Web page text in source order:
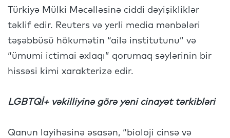
Türkiyə Mülki Məcəlləsinə ciddi dəyişikliklər
təklif edir. Reuters və yerli media mənbələri
təşəbbüsü hökumətin “ailə institutunu” və
“ümumi ictimai əxlaqı” qorumaq səylərinin bir
hissəsi kimi xarakterizə edir.
LGBTQİ+ vəkilliyinə görə yeni cinayət tərkibləri
Qanun layihəsinə əsasən, “bioloji cinsə və